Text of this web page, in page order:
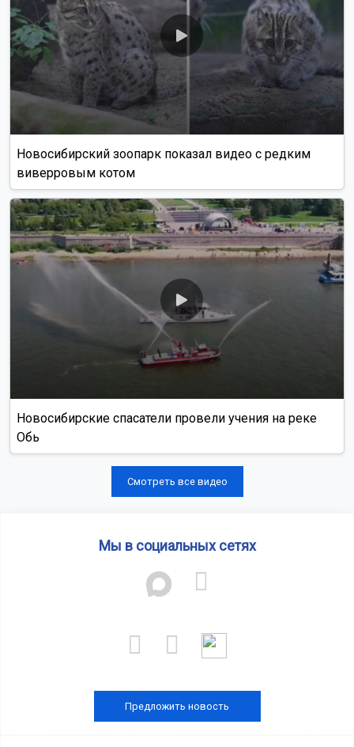
Новосибирский зоопарк показал видео с редким
виверровым котом
Новосибирские спасатели провели учения на реке
Обь
Смотреть все видео
Мы в социальных сетях
Предложить новость